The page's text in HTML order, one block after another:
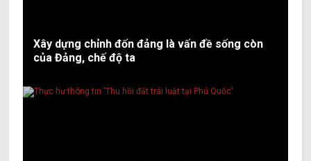
Xây dựng chỉnh đốn đảng là vấn đề sống còn
của Đảng, chế độ ta